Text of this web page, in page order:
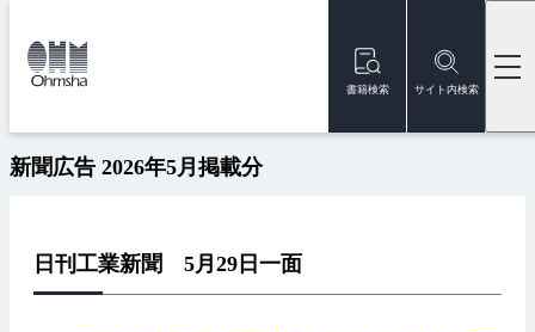
書籍検索 サイト内検索
トップ
新聞広告 2026年5月掲載分
日刊工業新聞 5月29日一面